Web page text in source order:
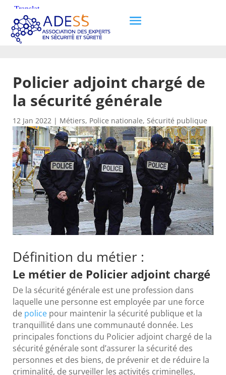
Policier adjoint chargé de
la sécurité générale
12 Jan 2022 | Métiers, Police nationale, Sécurité publique
Définition du métier :
Le métier de Policier adjoint chargé
De la sécurité générale est une profession dans
laquelle une personne est employée par une force
de police pour maintenir la sécurité publique et la
tranquillité dans une communauté donnée. Les
principales fonctions du Policier adjoint chargé de la
sécurité générale sont d’assurer la sécurité des
personnes et des biens, de prévenir et de réduire la
criminalité, de surveiller les activités criminelles,